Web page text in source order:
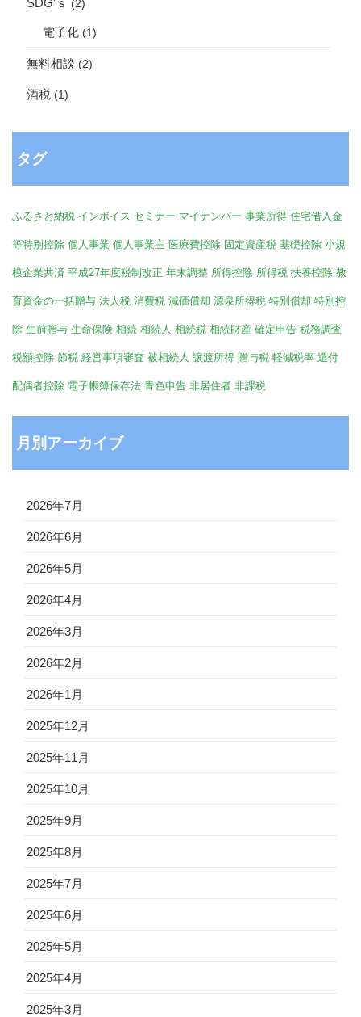
SDG'ｓ (2)
電子化 (1)
無料相談 (2)
酒税 (1)
タグ
ふるさと納税 インボイス セミナー マイナンバー 事業所得 住宅借入金
等特別控除 個人事業 個人事業主 医療費控除 固定資産税 基礎控除 小規
模企業共済 平成27年度税制改正 年末調整 所得控除 所得税 扶養控除 教
育資金の一括贈与 法人税 消費税 減価償却 源泉所得税 特別償却 特別控
除 生前贈与 生命保険 相続 相続人 相続税 相続財産 確定申告 税務調査
税額控除 節税 経営事項審査 被相続人 譲渡所得 贈与税 軽減税率 還付
配偶者控除 電子帳簿保存法 青色申告 非居住者 非課税
月別アーカイブ
2026年7月
2026年6月
2026年5月
2026年4月
2026年3月
2026年2月
2026年1月
2025年12月
2025年11月
2025年10月
2025年9月
2025年8月
2025年7月
2025年6月
2025年5月
2025年4月
2025年3月